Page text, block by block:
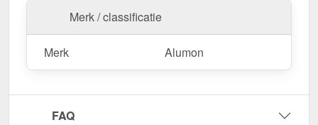
Merk / classificatie
Merk Alumon
FAQ